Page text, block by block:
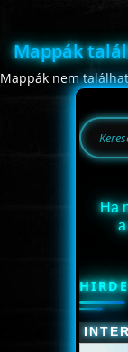
Mappák
Mappák nem
Ha